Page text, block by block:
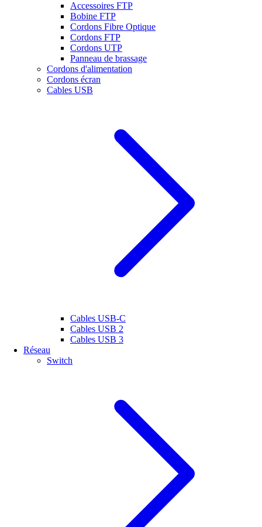
Accessoires FTP
Bobine FTP
Cordons Fibre Optique
Cordons FTP
Cordons UTP
Panneau de brassage
Cordons d'alimentation
Cordons écran
Cables USB
Cables USB-C
Cables USB 2
Cables USB 3
Réseau
Switch